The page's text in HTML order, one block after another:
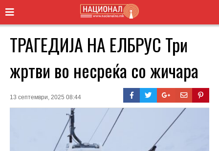
ТРАГЕДИЈА НА ЕЛБРУС Три
жртви во несреќа со жичара
13 септември, 2025 08:44